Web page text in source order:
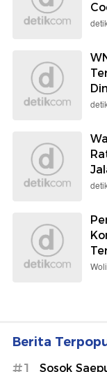
Berita
Sosok